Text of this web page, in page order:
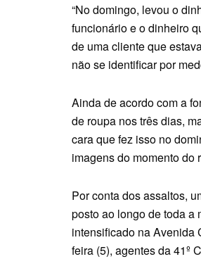
“No domingo, levou o
funcionário e o dinheiro
de uma cliente que
não se identificar por
Ainda de acordo com a
de roupa nos três dias,
cara que fez isso no
imagens do momento do
Por conta dos assaltos,
posto ao longo de toda a
intensificado na Avenida
feira (5), agentes da 41º